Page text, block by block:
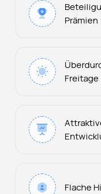
Prämien
Freitage
Flache